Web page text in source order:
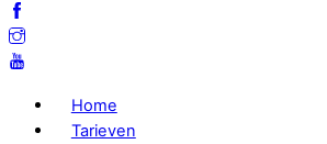
Home
Tarieven